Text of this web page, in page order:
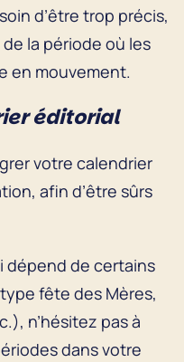
d’être trop précis,
la période où les
en mouvement.
éditorial
votre calendrier
afin d’être sûrs
dépend de certains
fête des Mères,
n’hésitez pas à
dans votre